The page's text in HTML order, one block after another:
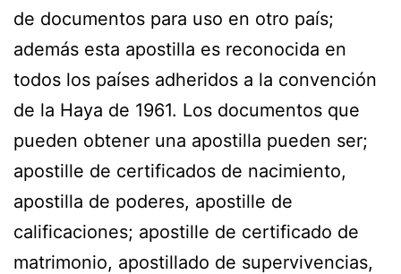
de documentos para uso en otro país;
además esta apostilla es reconocida en
todos los países adheridos a la convención
de la Haya de 1961. Los documentos que
pueden obtener una apostilla pueden ser;
apostille de certificados de nacimiento,
apostilla de poderes, apostille de
calificaciones; apostille de certificado de
matrimonio, apostillado de supervivencias,